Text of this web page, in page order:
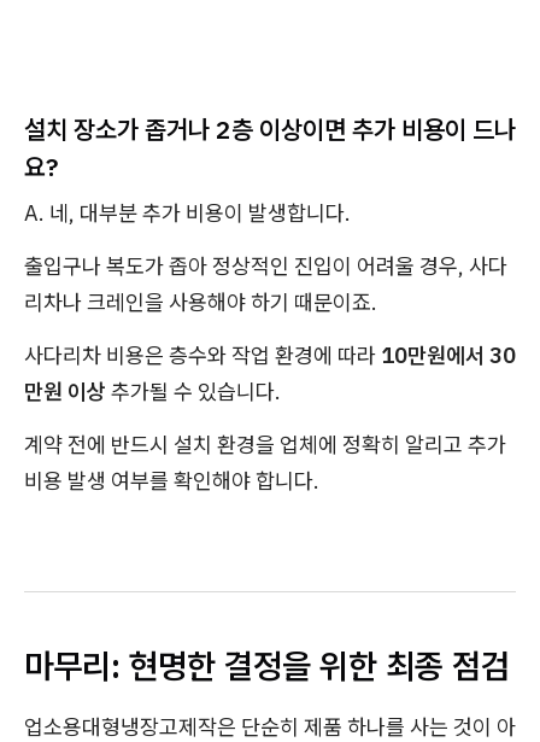
설치 장소가 좁거나 2층 이상이면 추가 비용이 드나
요?
A. 네, 대부분 추가 비용이 발생합니다.
출입구나 복도가 좁아 정상적인 진입이 어려울 경우, 사다
리차나 크레인을 사용해야 하기 때문이죠.
사다리차 비용은 층수와 작업 환경에 따라 10만원에서 30
만원 이상 추가될 수 있습니다.
계약 전에 반드시 설치 환경을 업체에 정확히 알리고 추가
비용 발생 여부를 확인해야 합니다.
마무리: 현명한 결정을 위한 최종 점검
업소용대형냉장고제작은 단순히 제품 하나를 사는 것이 아